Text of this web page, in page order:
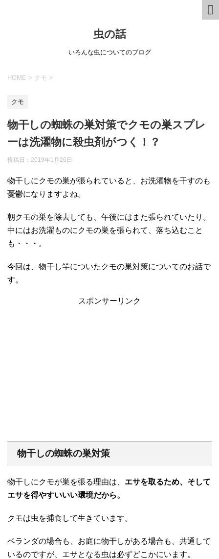
虫の話
いろんな虫についてのブログ
HOME > クモ >
クモ
物干しの蜘蛛の巣対策でクモの巣スプレ
ーは洗濯物に殺虫剤がつく！？
投稿日： 2019年1月26日
物干しにクモの巣が張られていると、お洗濯物を干すのも
憂鬱になりますよね。
朝クモの巣を除去しても、午後にはまた張られていたり。
中にはお洗濯ものにクモの巣を張られて、落ち込むこと
も・・・。
今回は、物干し竿についたクモの巣対策についてのお話で
す。
スポンサーリンク
物干しの蜘蛛の巣対策
物干しにクモが巣を張る理由は、 エサを取るため、そして
エサを得やすいいい環境だから。
クモは虫を捕食して生きています。
ベランダの場合も、お庭に物干しがある場合も、共通して
いるのですが、エサとなる虫は必ずどこかにいます。